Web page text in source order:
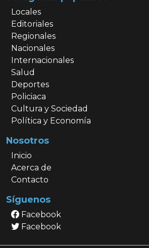
Locales
Editoriales
Regionales
Nacionales
Internacionales
Salud
Deportes
Policiaca
Cultura y Sociedad
Política y Economía
Nosotros
Inicio
Acerca de
Contacto
Síguenos
Facebook
Facebook